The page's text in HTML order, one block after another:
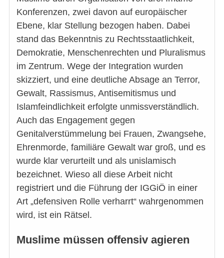
Konferenzen, zwei davon auf europäischer
Ebene, klar Stellung bezogen haben. Dabei
stand das Bekenntnis zu Rechtsstaatlichkeit,
Demokratie, Menschenrechten und Pluralismus
im Zentrum. Wege der Integration wurden
skizziert, und eine deutliche Absage an Terror,
Gewalt, Rassismus, Antisemitismus und
Islamfeindlichkeit erfolgte unmissverständlich.
Auch das Engagement gegen
Genitalverstümmelung bei Frauen, Zwangsehe,
Ehrenmorde, familiäre Gewalt war groß, und es
wurde klar verurteilt und als unislamisch
bezeichnet. Wieso all diese Arbeit nicht
registriert und die Führung der IGGiÖ in einer
Art „defensiven Rolle verharrt“ wahrgenommen
wird, ist ein Rätsel.
Muslime müssen offensiv agieren